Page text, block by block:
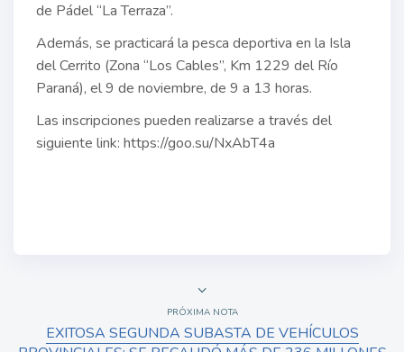
de Pádel “La Terraza”.
Además, se practicará la pesca deportiva en la Isla
del Cerrito (Zona “Los Cables”, Km 1229 del Río
Paraná), el 9 de noviembre, de 9 a 13 horas.
Las inscripciones pueden realizarse a través del
siguiente link: https://goo.su/NxAbT4a
PRÓXIMA NOTA
EXITOSA SEGUNDA SUBASTA DE VEHÍCULOS